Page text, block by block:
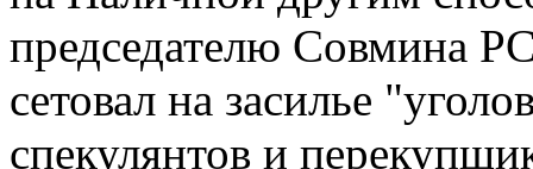
председателю Совмина
сетовал на засилье
спекулянтов и